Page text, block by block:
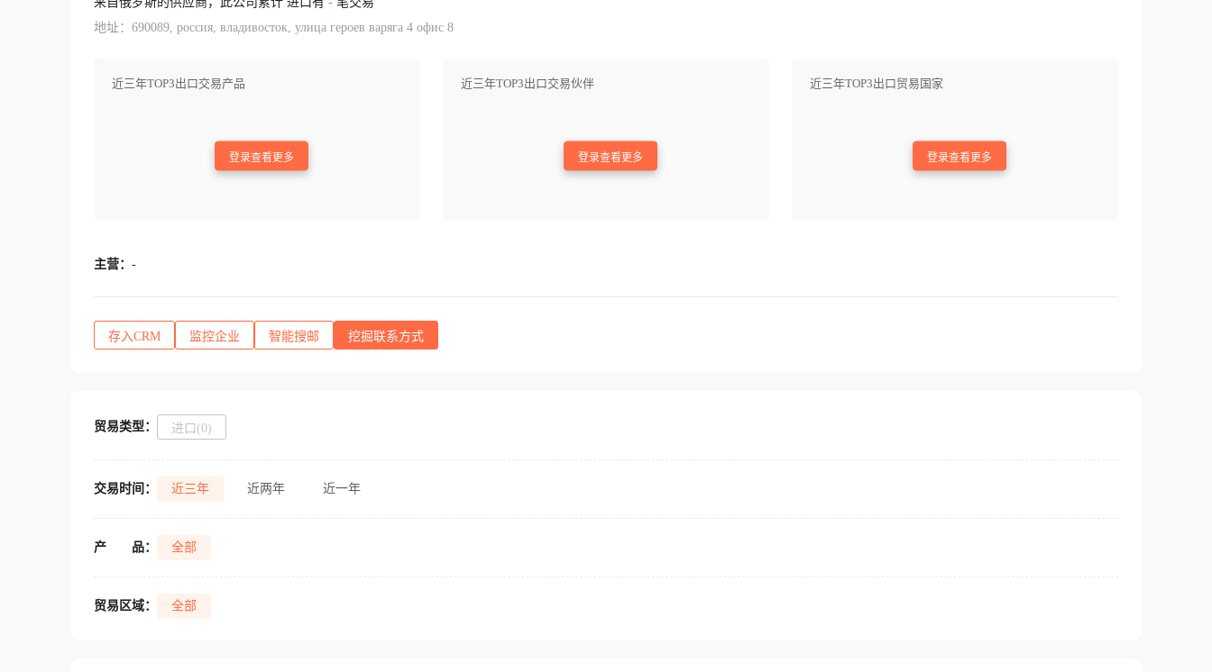
地址：690089, россия, владивосток, улица героев варяга 4 офис 8
近三年TOP3出口交易产品
登录查看更多
近三年TOP3出口交易伙伴
登录查看更多
近三年TOP3出口贸易国家
登录查看更多
主营： -
存入CRM 监控企业 智能搜邮 挖掘联系方式
贸易类型： 进口(0)
交易时间： 近三年 近两年 近一年
产 品： 全部
贸易区域： 全部